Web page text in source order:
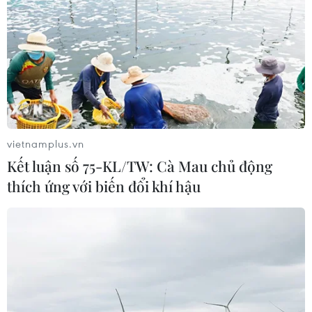
Tối 29/9 (tức ngày 15/8 âm lịch), rất đông người dân
vietnamplus.vn
Kết luận số 75-KL/TW: Cà Mau chủ động
thích ứng với biến đổi khí hậu